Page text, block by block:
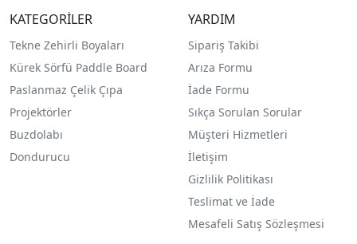
KATEGORİLER
Tekne Zehirli Boyaları
Kürek Sörfü Paddle Board
Paslanmaz Çelik Çıpa
Projektörler
Buzdolabı
Dondurucu
YARDIM
Sipariş Takibi
Arıza Formu
İade Formu
Sıkça Sorulan Sorular
Müşteri Hizmetleri
İletişim
Gizlilik Politikası
Teslimat ve İade
Mesafeli Satış Sözleşmesi